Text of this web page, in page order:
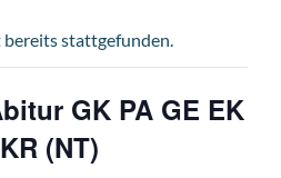
stattgefunden.
GK PA GE EK
(NT)